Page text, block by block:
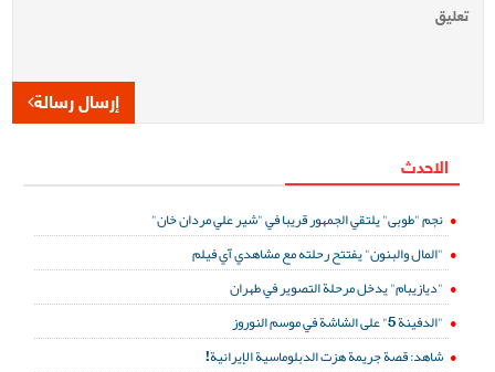
إرسال رسالة
الاحدث
نجم "طوبى" يلتقي الجمهور قريبا في "شير علي مردان خان"
"المال والبنون" يفتتح رحلته مع مشاهدي آي فيلم
"ديازيبام" يدخل مرحلة التصوير في طهران
"الدفينة 5" على الشاشة في موسم النوروز
شاهد: قصة جريمة هزت الدبلوماسية الإيرانية!